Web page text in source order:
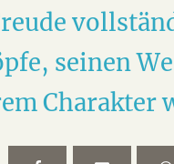
seinen
Charakter